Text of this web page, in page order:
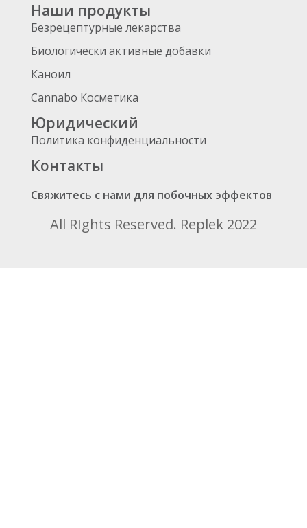
Наши продукты
Безрецептурные лекарства
Биологически активные добавки
Каноил
Cannabo Косметика
Юридический
Политика конфиденциальности
Контакты
Свяжитесь с нами для побочных эффектов
All RIghts Reserved. Replek 2022